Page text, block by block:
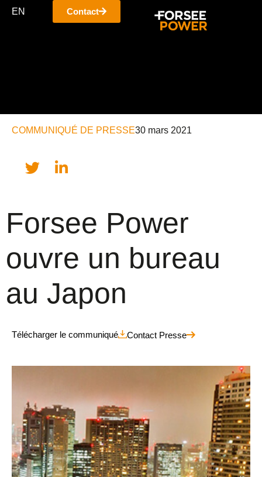
EN Contact
COMMUNIQUÉ DE PRESSE30 mars 2021
Forsee Power
ouvre un bureau
au Japon
Télécharger le communiqué Contact Presse